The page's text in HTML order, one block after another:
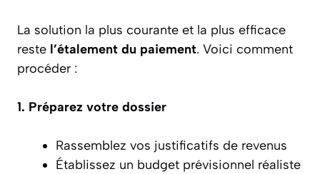
La solution la plus courante et la plus efficace
reste l’étalement du paiement. Voici comment
procéder :
1. Préparez votre dossier
Rassemblez vos justificatifs de revenus
Établissez un budget prévisionnel réaliste